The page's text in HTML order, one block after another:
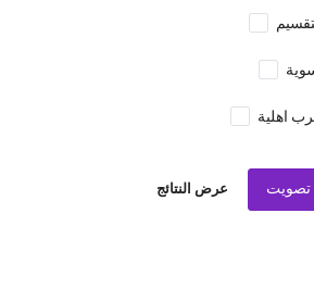
اهلية
تصويت عرض النتائج